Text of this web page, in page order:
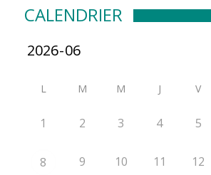
CALENDRIER
L M M J V
1 2 3 4 5
8 9 10 11 12